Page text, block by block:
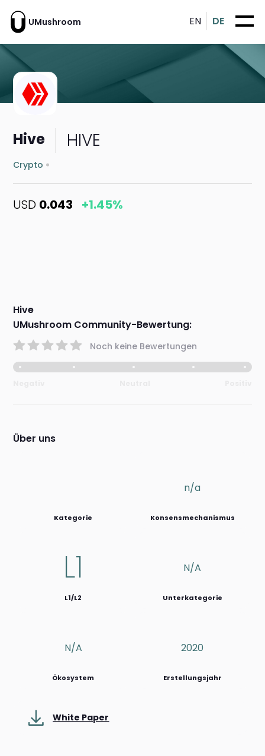
UMushroom EN DE
Hive HIVE
Crypto
USD 0.043 +1.45%
Hive
UMushroom Community-Bewertung:
Noch keine Bewertungen
Über uns
Kategorie
n/a
Konsensmechanismus
L1
L1/L2
N/a
Unterkategorie
N/a
Ökosystem
2020
Erstellungsjahr
White Paper